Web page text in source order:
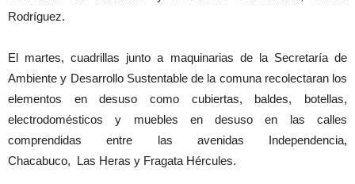
Rodríguez.
El martes, cuadrillas junto a maquinarias de la Secretaría de
Ambiente y Desarrollo Sustentable de la comuna recolectaran los
elementos en desuso como cubiertas, baldes, botellas,
electrodomésticos y muebles en desuso en las calles
comprendidas entre las avenidas Independencia,
Chacabuco, Las Heras y Fragata Hércules.